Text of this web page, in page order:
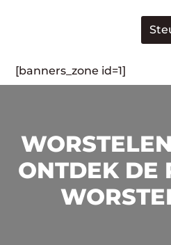
[banners_zone id=1]
ONTDEK DE